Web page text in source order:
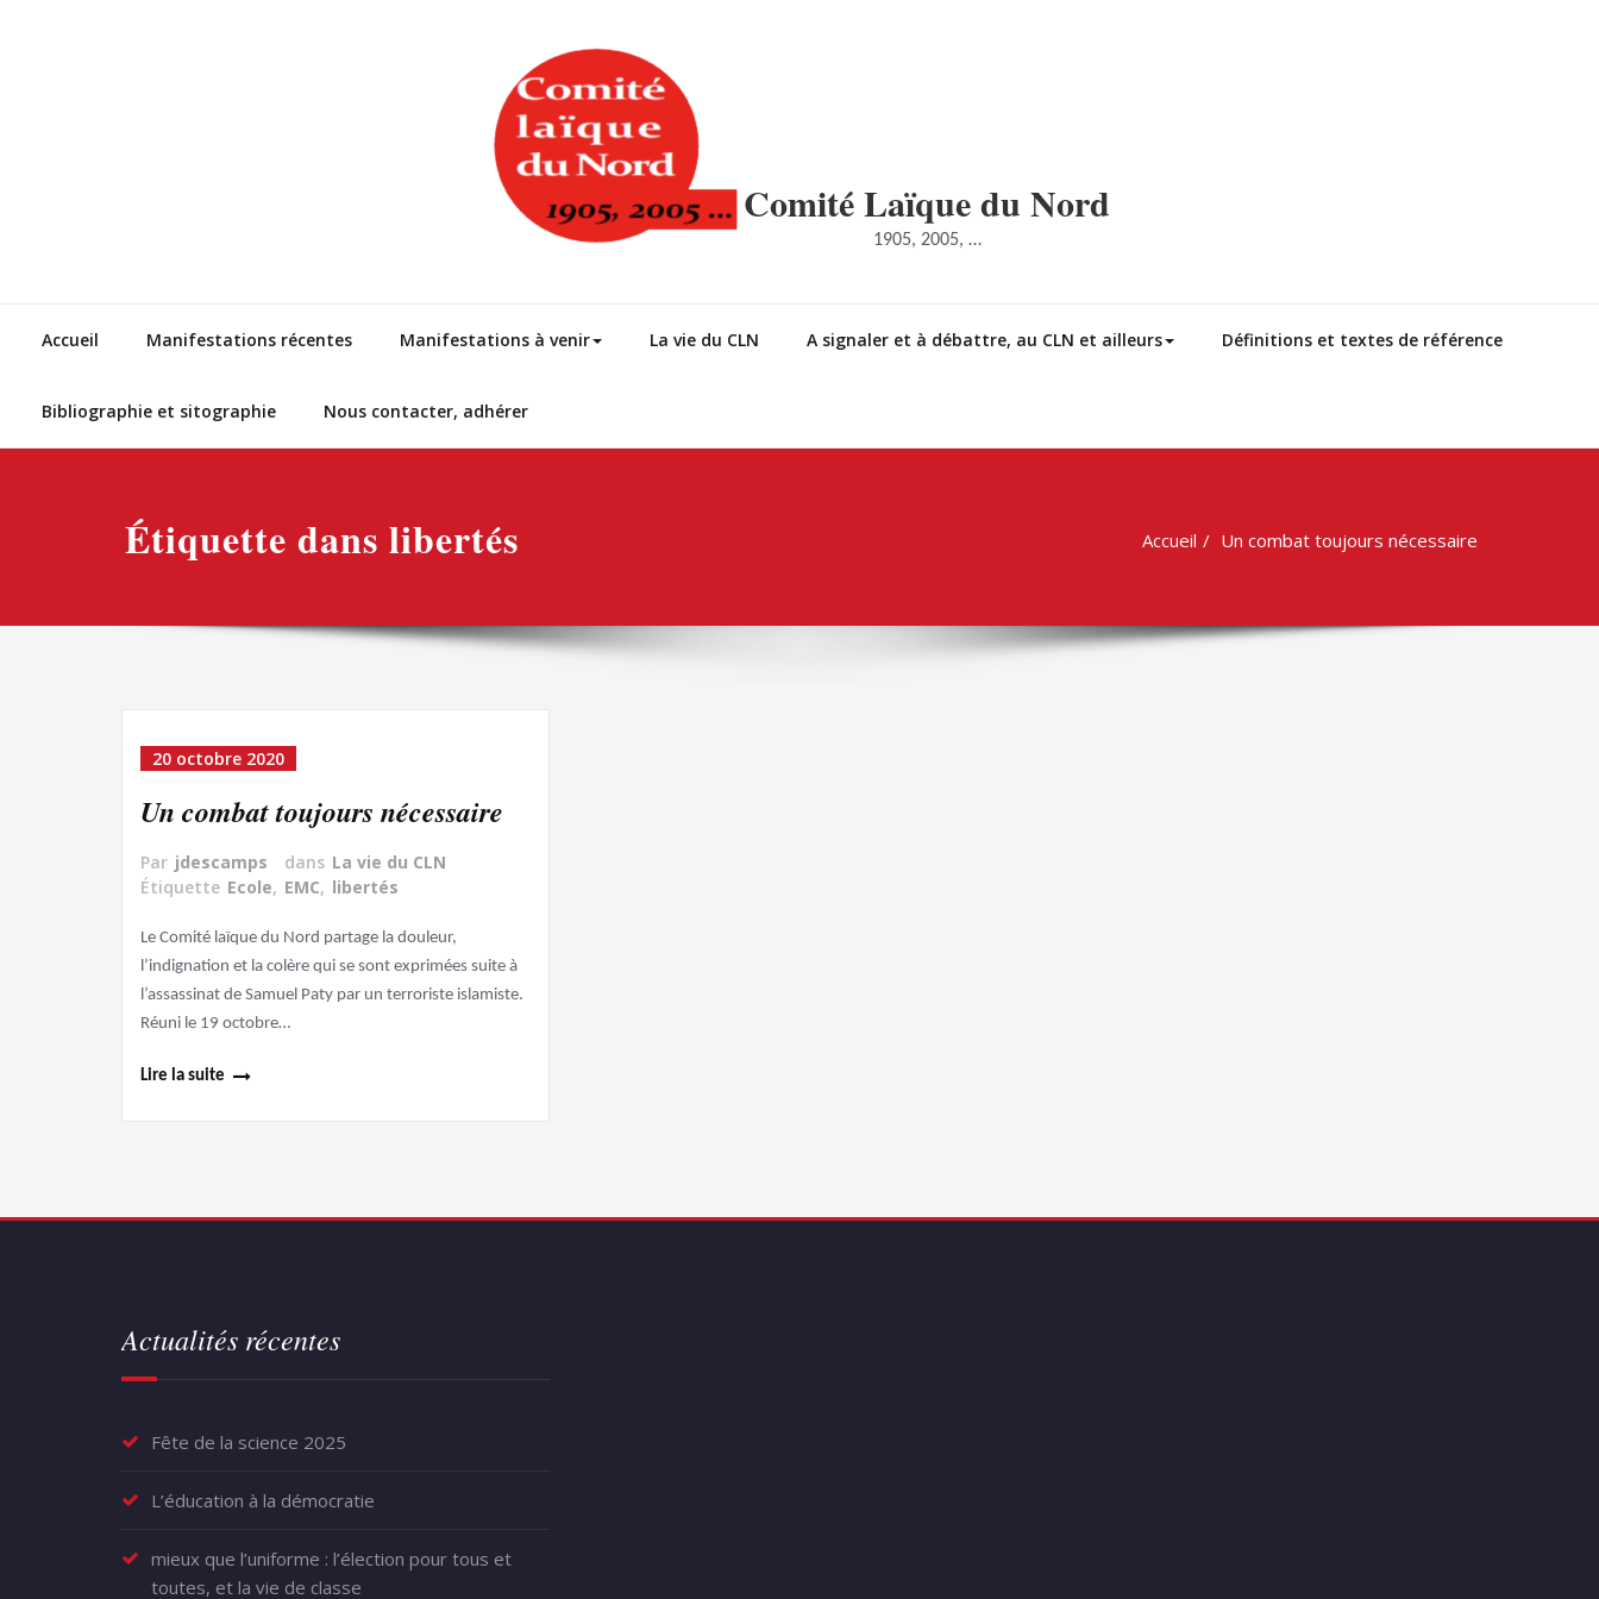
Comité Laïque du Nord
1905, 2005, …
Accueil Manifestations récentes Manifestations à venir La vie du CLN A signaler et à débattre, au CLN et ailleurs Définitions et textes de référence
Bibliographie et sitographie Nous contacter, adhérer
Étiquette dans libertés Accueil Un combat toujours nécessaire
20 octobre 2020
Un combat toujours nécessaire
Par jdescamps dans La vie du CLN
Étiquette Ecole, EMC, libertés
Le Comité laïque du Nord partage la douleur,
l’indignation et la colère qui se sont exprimées suite à
l’assassinat de Samuel Paty par un terroriste islamiste.
Réuni le 19 octobre…
Lire la suite
Actualités récentes
Fête de la science 2025
L’éducation à la démocratie
mieux que l’uniforme : l’élection pour tous et
toutes, et la vie de classe